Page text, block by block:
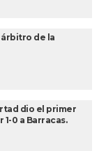
árbitro de la
dio el primer
0 a Barracas.